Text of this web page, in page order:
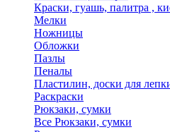
Краски, гуашь, палитра ,
Мелки
Ножницы
Обложки
Пазлы
Пеналы
Пластилин, доски для
Раскраски
Рюкзаки, сумки
Все Рюкзаки, сумки